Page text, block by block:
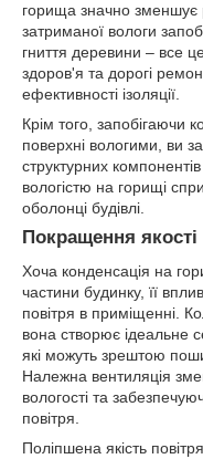
горища значно зменшує
затриманої вологи
гниття деревини – все
здоров'я та дорогі
ефективності ізоляції.
Крім того, запобігаючи
поверхні вологими, ви
структурних
вологістю на горищі
оболонці будівлі.
Покращення
Хоча конденсація на
частини будинку, її
повітря в приміщенні.
вона створює ідеальне
які можуть зрештою
Належна вентиляція
вологості та
повітря.
Поліпшена якість